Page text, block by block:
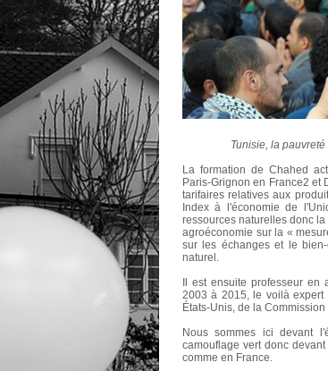
Tunisie, la
La formation de Chahed
Paris-Grignon en France2 et
tarifaires relatives aux
Index à l'économie de
ressources naturelles donc
agroéconomie sur la «
sur les échanges et le
naturel.
Il est ensuite professeur
2003 à 2015, le voilà expert
États-Unis, de la
Nous sommes ici devant
camouflage vert donc
comme en France.